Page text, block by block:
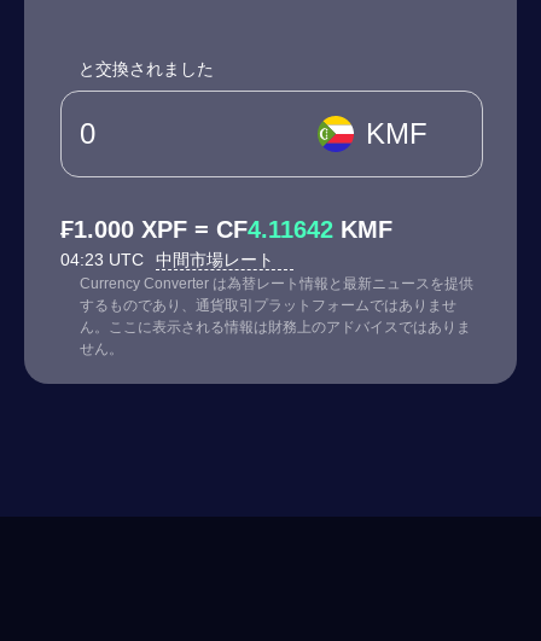
と交換されました
KMF
₣1.000 XPF = CF4.11642 KMF
04:23 UTC 中間市場レート
Currency Converter は為替レート情報と最新ニュースを提供
するものであり、通貨取引プラットフォームではありませ
ん。ここに表示される情報は財務上のアドバイスではありま
せん。